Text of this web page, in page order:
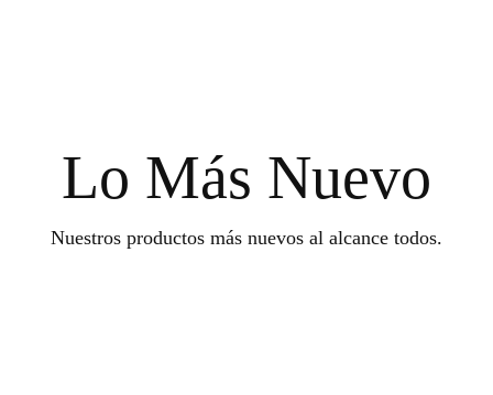
Lo Más Nuevo
Nuestros productos más nuevos al alcance todos.